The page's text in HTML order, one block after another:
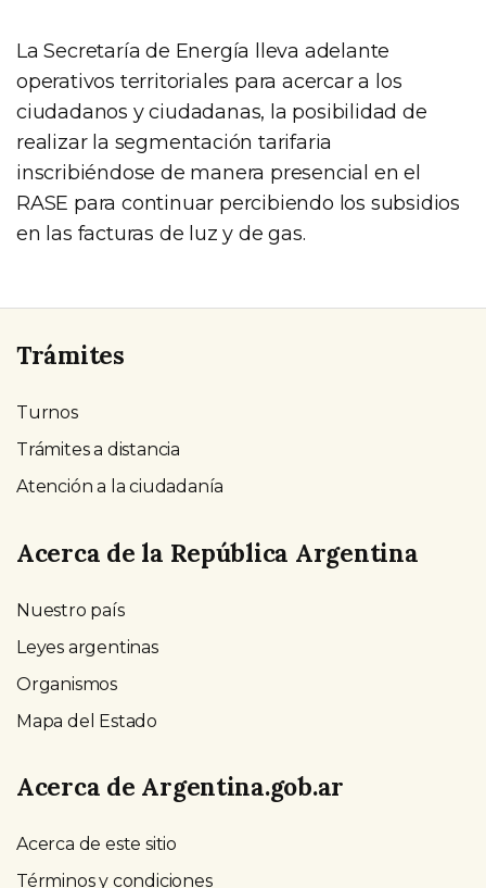
La Secretaría de Energía lleva adelante
operativos territoriales para acercar a los
ciudadanos y ciudadanas, la posibilidad de
realizar la segmentación tarifaria
inscribiéndose de manera presencial en el
RASE para continuar percibiendo los subsidios
en las facturas de luz y de gas.
Trámites
Turnos
Trámites a distancia
Atención a la ciudadanía
Acerca de la República Argentina
Nuestro país
Leyes argentinas
Organismos
Mapa del Estado
Acerca de Argentina.gob.ar
Acerca de este sitio
Términos y condiciones